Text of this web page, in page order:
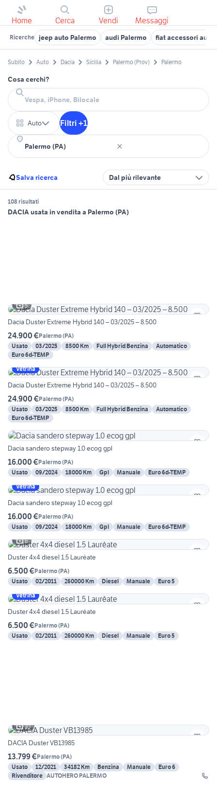
Home Cerca Vendi Messaggi
Ricerche jeep auto Palermo audi Palermo fiat accessori auto
Subito Auto Dacia Sicilia Palermo (Prov) Palermo
Cosa cerchi?
Auto Filtri +1
Salva ricerca Dal più rilevante
108 risultati
DACIA usata in vendita a Palermo (PA)
5
Dacia Duster Extreme Hybrid 140 – 03/2025 – 8.500
24.900 €Palermo(PA)
Usato
03/2025 8500 Km Full Hybrid Benzina
Automatico
Euro 6d-TEMP
Vetrina
Dacia Duster Extreme Hybrid 140 – 03/2025 – 8.500
24.900 €Palermo(PA)
Usato
03/2025 8500 Km Full Hybrid Benzina
Automatico
Euro 6d-TEMP
Dacia sandero stepway 1.0 ecog gpl
16.000 €Palermo(PA)
Usato
09/2024 18000 Km Gpl Manuale
Euro 6d-TEMP
Vetrina
Dacia sandero stepway 1.0 ecog gpl
16.000 €Palermo(PA)
Usato
09/2024 18000 Km Gpl Manuale
Euro 6d-TEMP
6
Duster 4x4 diesel 1.5 Lauréate
6.500 €Palermo(PA)
Usato
02/2011 260000 Km Diesel Manuale
Euro 5
Vetrina
Duster 4x4 diesel 1.5 Lauréate
6.500 €Palermo(PA)
Usato
02/2011 260000 Km Diesel Manuale Euro 5
10
DACIA Duster VB13985
13.799 €Palermo(PA)
Usato
12/2021 34182 Km Benzina Manuale
Euro 6
Rivenditore AUTOHERO PALERMO